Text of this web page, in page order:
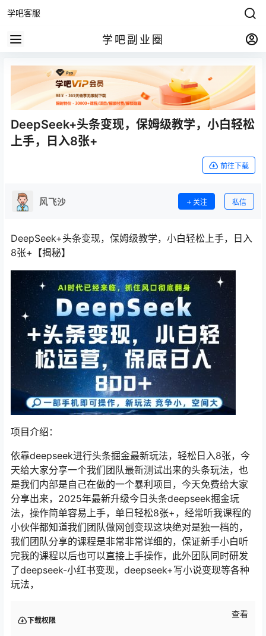
学吧客服
学吧副业圈
DeepSeek+头条变现，保姆级教学，小白轻松
上手，日入8张+
前往下载
风飞沙 关注 私信
DeepSeek+头条变现，保姆级教学，小白轻松上手，日入
8张+【揭秘】
项目介绍：
依靠deepseek进行头条掘金最新玩法，轻松日入8张，今
天给大家分享一个我们团队最新测试出来的头条玩法，也
是我们内部是自己在做的一个暴利项目，今天免费给大家
分享出来，2025年最新升级今日头条deepseek掘金玩
法，操作简单容易上手，单日轻松8张+，经常听我课程的
小伙伴都知道我们团队做网创变现这块绝对是独一档的，
我们团队分享的课程是非常非常详细的，保证新手小白听
完我的课程以后也可以直接上手操作，此外团队同时研发
了deepseek-小红书变现，deepseek+写小说变现等各种
玩法，
下载权限
查看